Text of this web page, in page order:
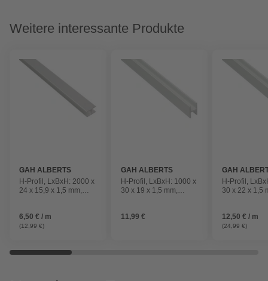
Weitere interessante Produkte
GAH ALBERTS
H-Profil, LxBxH: 2000 x
24 x 15,9 x 1,5 mm,
6,50 € / m
(12,99 €)
GAH ALBERTS
H-Profil, LxBxH: 1000 x
30 x 19 x 1,5 mm,
11,99 €
GAH
H-Profil,
30 x 22 x 1,5
12,50 € / m
(24,99 €)